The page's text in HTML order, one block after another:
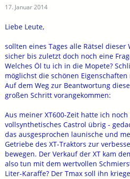
17. Januar 2014
Liebe Leute,
sollten eines Tages alle Rätsel dieser
sicher bis zuletzt doch noch eine
Welches Öl tu ich in die Mopete?
möglichst die schönen
Auf dem Weg zur Beantwortung
großen Schritt vorangekommen:
Aus meiner XT600-Zeit hatte ich
vollsynthetisches Castrol übrig -
das ausgesprochen launische und
Getriebe des XT-Traktors zur
bewegen. Der Verkauf der XT kam
also tun mit dem wertvollen
Liter-Karaffe? Der Tmax soll ihn